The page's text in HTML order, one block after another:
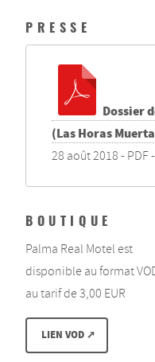
PRESSE
Dossier
(Las Horas
28 août 2018 - PDF-
BOUTIQUE
Palma Real Motel est
disponible au format
au tarif de 3,00 EUR
LIEN VOD